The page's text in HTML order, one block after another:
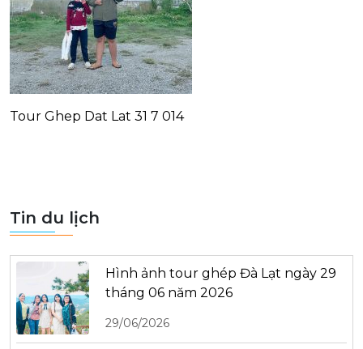
Tour Ghep Dat Lat 31 7 014
Tin du lịch
Hình ảnh tour ghép Đà Lạt ngày 29
tháng 06 năm 2026
29/06/2026